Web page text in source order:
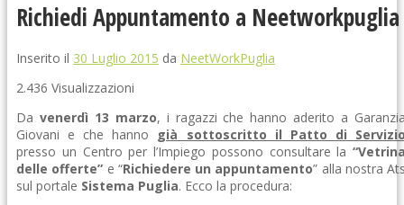
Richiedi Appuntamento a Neetworkpuglia
Inserito il 30 Luglio 2015 da NeetWorkPuglia
2.436 Visualizzazioni
Da venerdì 13 marzo, i ragazzi che hanno aderito a
Giovani e che hanno già sottoscritto il Patto di
presso un Centro per l’Impiego possono consultare la
delle offerte” e “Richiedere un appuntamento” alla nostra
sul portale Sistema Puglia. Ecco la procedura: